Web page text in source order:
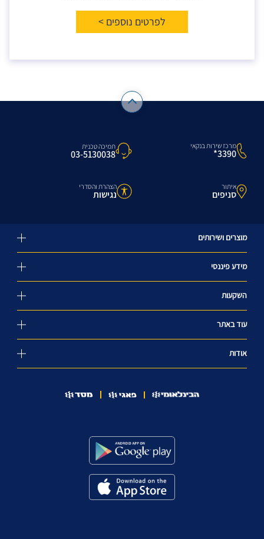
לפרטים נוספים >
מרכז שירות בנקאי
3390*
תמיכה טכנית
03-5130038
איתור
סניפים
הצהרת והסדרי
נגישות
מוצרים ושירותים
מידע פיננסי
השקעות
עוד באתר
אודות